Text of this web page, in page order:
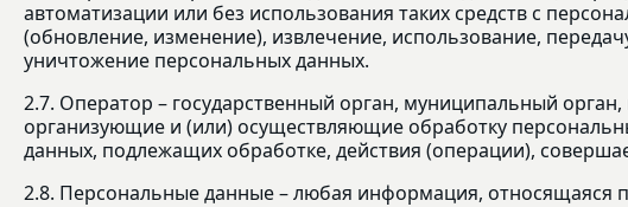
автоматизации или без использования таких средств с
(обновление, изменение), извлечение, использование,
уничтожение персональных данных.
2.7. Оператор – государственный орган, муниципальный
организующие и (или) осуществляющие обработку
данных, подлежащих обработке, действия (операции),
2.8. Персональные данные – любая информация, относящаяся